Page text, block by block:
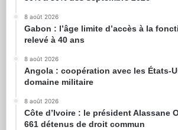
8 août 2026
Gabon : l’âge limite d’accès à la
relevé à 40 ans
8 août 2026
Angola : coopération avec les États-
domaine militaire
8 août 2026
Côte d’Ivoire : le président Alassane
661 détenus de droit commun